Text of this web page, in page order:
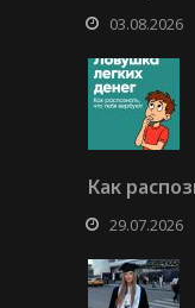
03.08.2026
Как
29.07.2026